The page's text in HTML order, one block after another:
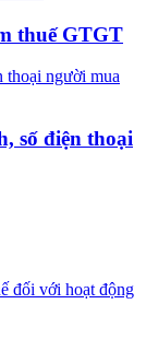
thuế GTGT
số điện thoại